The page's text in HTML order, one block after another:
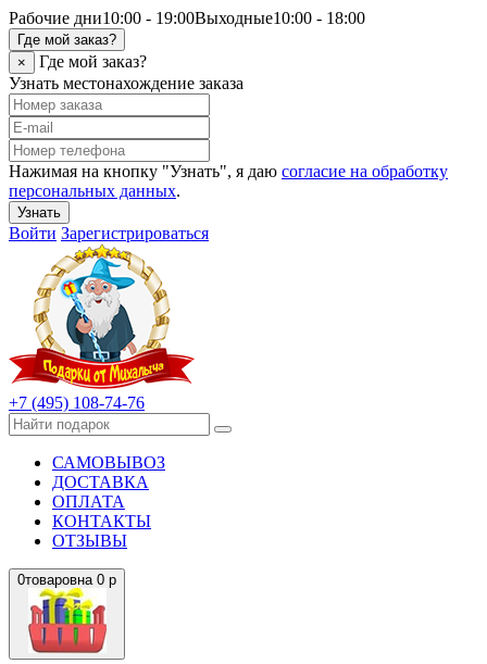
Рабочие дни10:00 - 19:00Выходные10:00 - 18:00
Где мой заказ?
×
Где мой заказ?
Узнать местонахождение заказа
Нажимая на кнопку "Узнать", я даю согласие на обработку
персональных данных.
Узнать
Войти Зарегистрироваться
+7 (495) 108-74-76
САМОВЫВОЗ
ДОСТАВКА
ОПЛАТА
КОНТАКТЫ
ОТЗЫВЫ
0товаровна 0 р